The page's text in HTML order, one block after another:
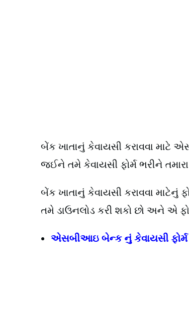
બેંક ખાતાનું કેવાયસી કરાવવા માટે
જઈને તમે કેવાયસી ફોર્મ ભરીને તમારા
બેંક ખાતાનું કેવાયસી કરાવવા માટેનું
તમે ડાઉનલોડ કરી શકો છો અને એ
એસબીઆઇ બેન્ક નું કેવાયસી ફોર્મ